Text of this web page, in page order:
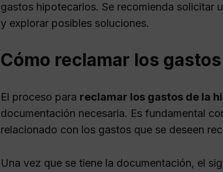
gastos hipotecarios. Se recomienda solicitar
y explorar posibles soluciones.
Cómo reclamar los
El proceso para reclamar los gastos de la
documentación necesaria. Es fundamental
relacionado con los gastos que se deseen
Una vez que se tiene la documentación, el